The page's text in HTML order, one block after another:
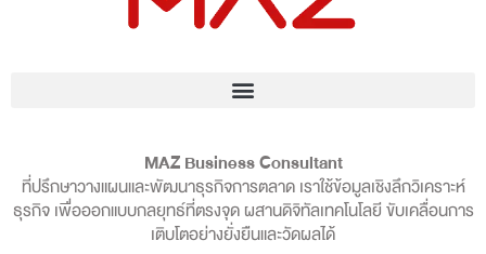
MAZ Business Consultant
ที่ปรึกษาวางแผนและพัฒนาธุรกิจการตลาด เราใช้ข้อมูลเชิงลึกวิเคราะห์
ธุรกิจ เพื่อออกแบบกลยุทธ์ที่ตรงจุด ผสานดิจิทัลเทคโนโลยี ขับเคลื่อนการ
เติบโตอย่างยั่งยืนและวัดผลได้